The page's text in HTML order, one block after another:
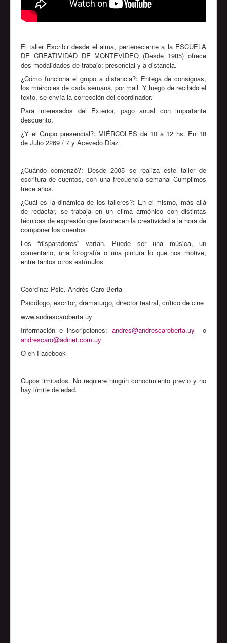
El taller Escribir desde el alma, perteneciente a la ESCUELA
DE CREATIVIDAD DE MONTEVIDEO (Desde 1985) ofrece
dos modalidades de trabajo: presencial y a distancia.
¿Cómo funciona el grupo a distancia?: Entega de consignas,
los miércoles de cada semana, por mail. Y luego de recibido el
texto, se envía la corrección del coordinador.
Para interesados del Exterior, pago anual con importante
descuento.
¿Y el Grupo presencial?: MIÉRCOLES de 10 a 12 hs. En 18
de Julio 2269 / 7 y Acevedo Díaz
¿Cuándo comenzó?: Desde 2005 se realiza este taller de
escritura de cuentos, con una frecuencia semanal Cumplimos
trece años.
¿Cuál es la dinámica de los talleres?: En el mismo, más allá
de redactar, se trabaja en un clima armónico con distintas
técnicas de expresión que favorecen la creatividad a la hora de
componer los cuentos
Los “disparadores” varían. Puede ser una música, un
comentario, una fotografía o una pintura lo que nos motive,
entre tantos otros estímulos
Coordina: Psic. Andrés Caro Berta
Psicólogo, escritor, dramaturgo, director teatral, crítico de cine
www.andrescaroberta.uy
Información e inscripciones: andres@andrescaroberta.uy o
andrescaro@adinet.com.uy
O en Facebook
Cupos limitados. No requiere ningún conocimiento previo y no
hay límite de edad.